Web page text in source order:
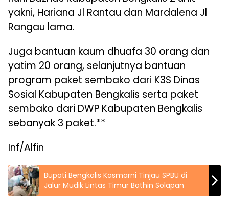
yakni, Hariana Jl Rantau dan Mardalena Jl
Rangau lama.
Juga bantuan kaum dhuafa 30 orang dan
yatim 20 orang, selanjutnya bantuan
program paket sembako dari K3S Dinas
Sosial Kabupaten Bengkalis serta paket
sembako dari DWP Kabupaten Bengkalis
sebanyak 3 paket.**
Inf/Alfin
Bupati Bengkalis Kasmarni Tinjau SPBU di
Jalur Mudik Lintas Timur Bathin Solapan